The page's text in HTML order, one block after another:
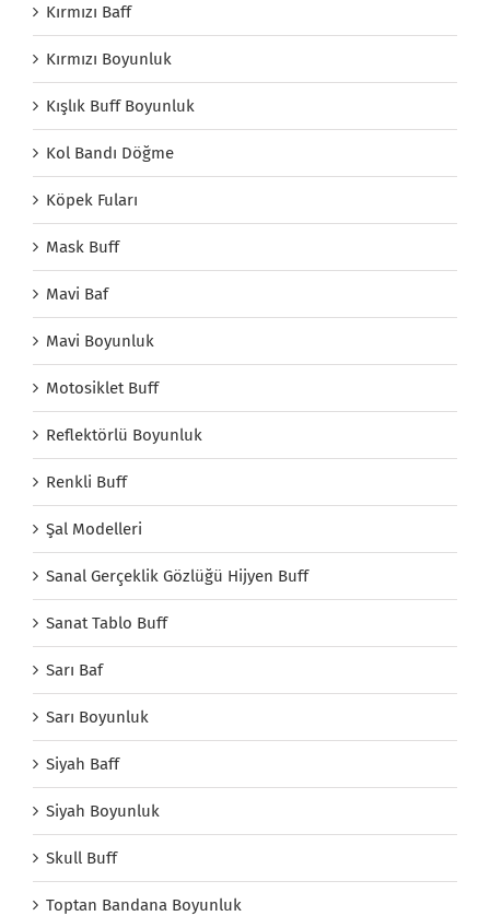
Kırmızı Baff
Kırmızı Boyunluk
Kışlık Buff Boyunluk
Kol Bandı Döğme
Köpek Fuları
Mask Buff
Mavi Baf
Mavi Boyunluk
Motosiklet Buff
Reflektörlü Boyunluk
Renkli Buff
Şal Modelleri
Sanal Gerçeklik Gözlüğü Hijyen Buff
Sanat Tablo Buff
Sarı Baf
Sarı Boyunluk
Siyah Baff
Siyah Boyunluk
Skull Buff
Toptan Bandana Boyunluk